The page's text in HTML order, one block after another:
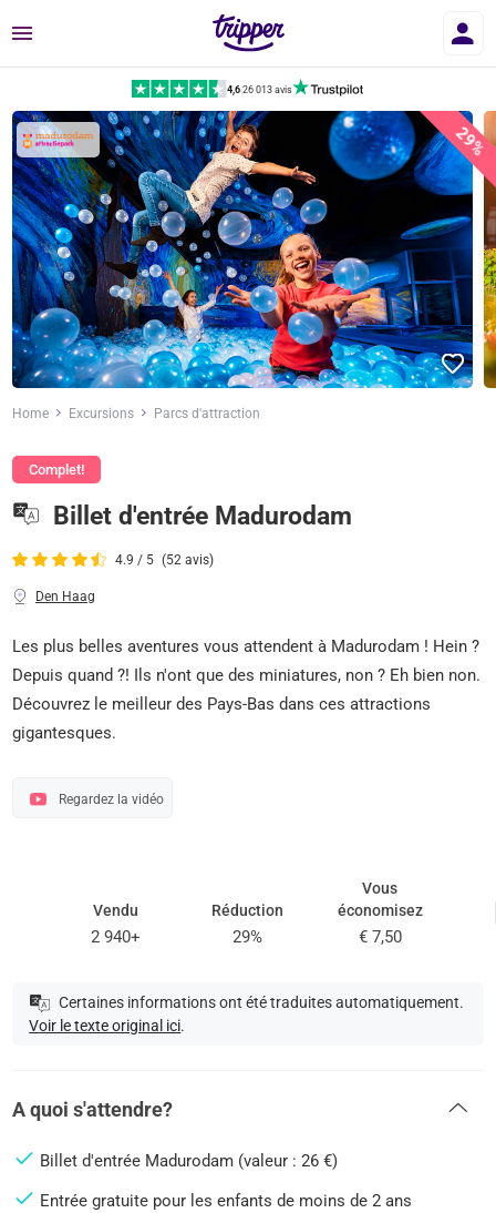
Menu
4,6|26 013 avis
29%
Home Excursions Parcs d'attraction
Complet!
Billet d'entrée Madurodam
4.9 / 5 (52 avis)
Den Haag
Les plus belles aventures vous attendent à Madurodam ! Hein ?
Depuis quand ?! Ils n'ont que des miniatures, non ? Eh bien non.
Découvrez le meilleur des Pays-Bas dans ces attractions
gigantesques.
Regardez la vidéo
Vendu
2 940+
Réduction
29%
Vous
économisez
€ 7,50
Certaines informations ont été traduites automatiquement.
Voir le texte original ici.
A quoi s'attendre?
Billet d'entrée Madurodam (valeur : 26 €)
Entrée gratuite pour les enfants de moins de 2 ans